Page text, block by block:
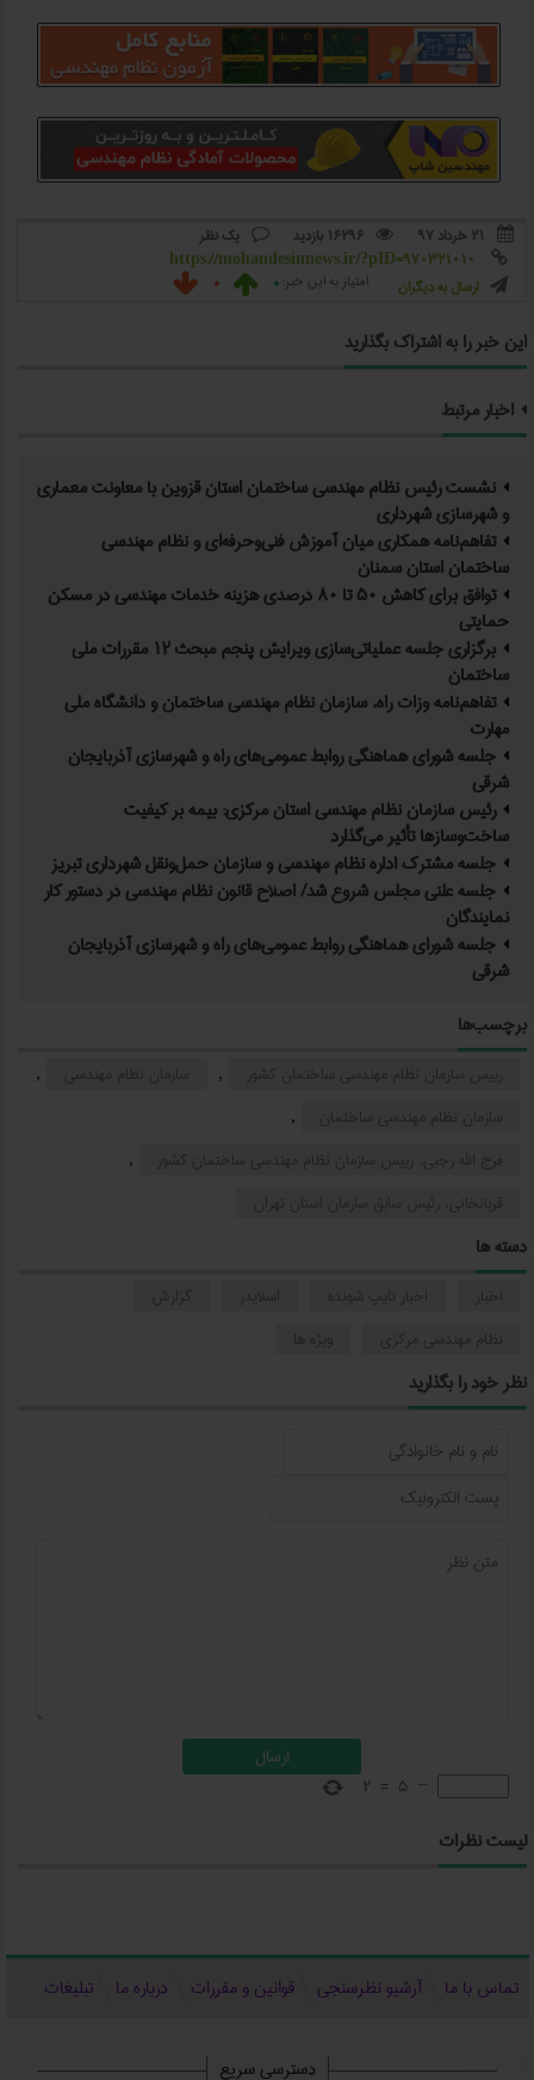
 ۲۱ خرداد ۹۷  16296 بازدید  یک نظر

 ارسال به دیگران امتیاز به این خبر: 0

0

این خبر را به اشتراک بگذارید
اخبار مرتبط
نشست رئیس نظام مهندسی ساختمان استان قزوین با معاونت معماری
و شهرسازی شهرداری
تفاهم‌نامه همکاری میان آموزش فنی‌وحرفه‌ای و نظام مهندسی
ساختمان استان سمنان
توافق برای کاهش ۵۰ تا ۸۰ درصدی هزینه خدمات مهندسی در مسکن
حمایتی
برگزاری جلسه عملیاتی‌سازی ویرایش پنجم مبحث ۱۲ مقررات ملی
ساختمان
تفاهم‌نامه وزات راه، سازمان نظام مهندسی ساختمان و دانشگاه ملی
مهارت
جلسه شورای هماهنگی روابط عمومی‌های راه و شهرسازی آذربایجان
شرقی
رئیس سازمان نظام مهندسی استان مرکزی: بیمه بر کیفیت
ساخت‌وسازها تأثیر می‌گذارد
جلسه مشترک اداره نظام مهندسی و سازمان حمل‌ونقل شهرداری تبریز
جلسه علنی مجلس شروع شد/ اصلاح قانون نظام مهندسی در دستور کار
نمایندگان
جلسه شورای هماهنگی روابط عمومی‌های راه و شهرسازی آذربایجان
شرقی
برچسب‌ها
,
,
,
,
دسته ها
نظر خود را بگذارید
−
5
=
2
لیست نظرات
تماس با ما آرشیو نظرسنجی قوانین و مقررات درباره ما تبلیغات
دسترسی سریع